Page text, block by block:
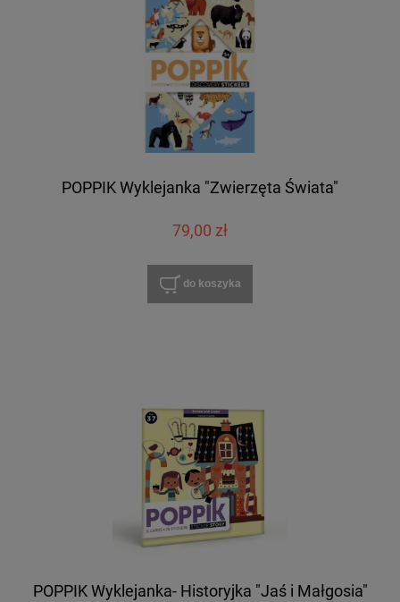
POPPIK Wyklejanka "Zwierzęta Świata"
79,00 zł
do koszyka
POPPIK Wyklejanka- Historyjka "Jaś i Małgosia"